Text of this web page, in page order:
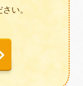
い。